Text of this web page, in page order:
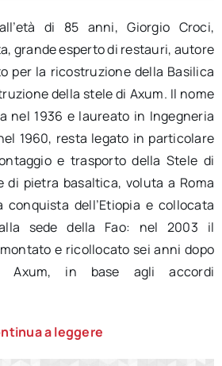
di 85 anni, Giorgio Croci,
grande esperto di restauri, autore
per la ricostruzione della Basilica
della stele di Axum. Il nome
nel 1936 e laureato in Ingegneria
1960, resta legato in particolare
e trasporto della Stele di
di pietra basaltica, voluta a Roma
conquista dell’Etiopia e collocata
sede della Fao: nel 2003 il
e ricollocato sei anni dopo
Axum, in base agli accordi
a leggere